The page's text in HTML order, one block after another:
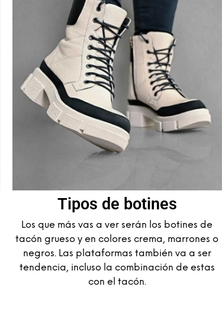
Tipos de botines
Los que más vas a ver serán los botines de
tacón grueso y en colores crema, marrones o
negros. Las plataformas también va a ser
tendencia, incluso la combinación de estas
con el tacón.